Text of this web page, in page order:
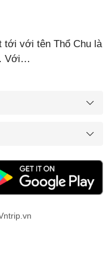
tới với tên Thổ Chu là
Với…